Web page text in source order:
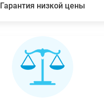
Гарантия низкой цены